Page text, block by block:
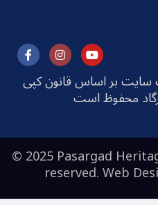
سایت بر اساس قانون کپی
محفوظ است
© 2025 Pasargad
reserved. Web